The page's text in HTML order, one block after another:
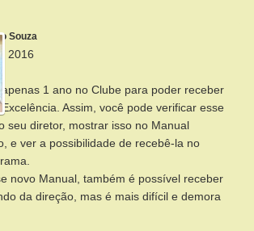
Souza
2016
1 ano no Clube para poder receber
Assim, você pode verificar esse
seu diretor, mostrar isso no Manual
e ver a possibilidade de recebê-la no
novo Manual, também é possível receber
da direção, mas é mais difícil e demora